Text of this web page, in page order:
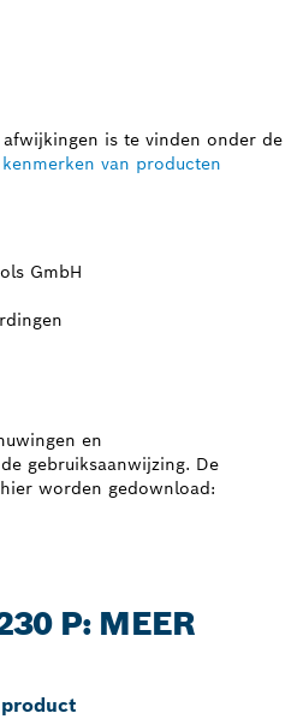
is te vinden onder de
van producten
GmbH
en
gebruiksaanwijzing. De
worden gedownload:
P: MEER